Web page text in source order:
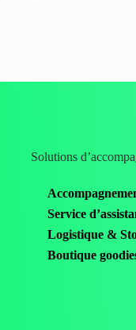
Service
Logistique &
Boutique
Solutions